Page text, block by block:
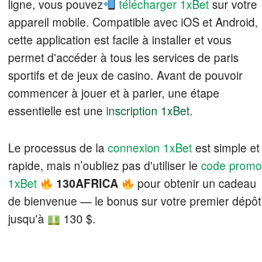
ligne, vous pouvez
télécharger 1xBet sur votre
appareil mobile. Compatible avec iOS et Android,
cette application est facile à installer et vous
permet d'accéder à tous les services de paris
sportifs et de jeux de casino. Avant de pouvoir
commencer à jouer et à parier, une étape
essentielle est une inscription 1xBet.
Le processus de la connexion 1xBetest simple et
rapide, mais n’oubliez pas d'utiliser le code promo
1xBet
130AFRICA
pour obtenir un cadeau
de bienvenue — le bonus sur votre premier dépôt
jusqu'à
130 $.